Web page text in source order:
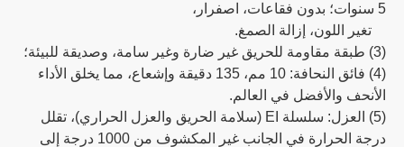
5 سنوات؛ بدون فقاعات، اصفرار،
تغير اللون، إزالة الصمغ.
(3) طبقة مقاومة للحريق غير ضارة وغير سامة، وصديقة للبيئة؛
(4) فائق النحافة: 10 مم، 135 دقيقة وإشعاع، مما يخلق الأداء
الأنحف والأفضل في العالم.
(5) العزل: سلسلة EI (سلامة الحريق والعزل الحراري)، تقلل
درجة الحرارة في الجانب غير المكشوف من 1000 درجة إلى